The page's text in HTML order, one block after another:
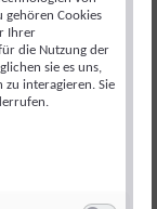
gehören Cookies
Ihrer
die Nutzung der
sie es uns,
zu interagieren. Sie